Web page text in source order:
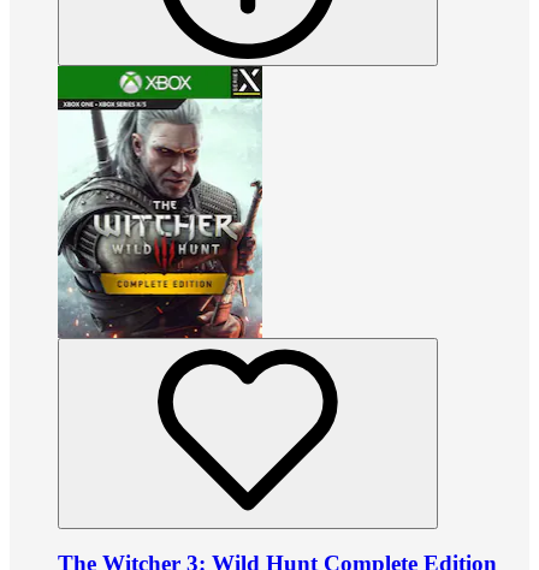
The Witcher 3: Wild Hunt Complete Edition